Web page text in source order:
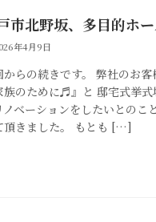
市北野坂、多目的ホ
年4月9日
からの続きです。 弊社のお
族のために♬』と 邸宅式挙
ノベーションをしたいとのこ
頂きました。 もとも […]